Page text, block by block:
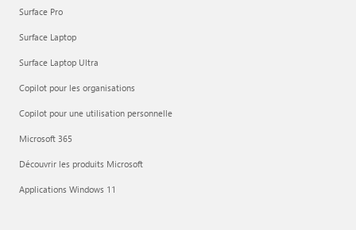
Surface Pro
Surface Laptop
Surface Laptop Ultra
Copilot pour les organisations
Copilot pour une utilisation personnelle
Microsoft 365
Découvrir les produits Microsoft
Applications Windows 11